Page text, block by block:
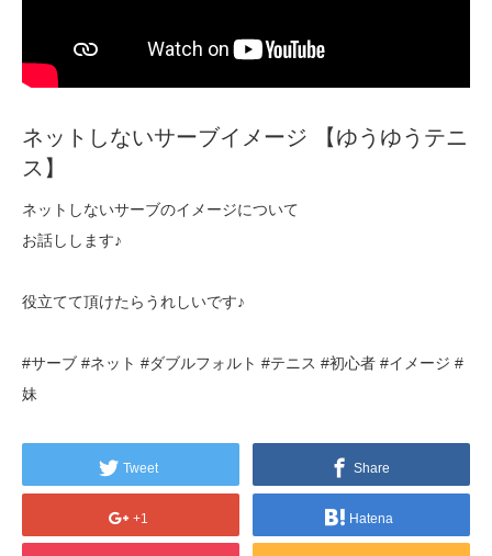
ネットしないサーブイメージ 【ゆうゆうテニ
ス】
ネットしないサーブのイメージについて
お話しします♪
役立てて頂けたらうれしいです♪
#サーブ #ネット #ダブルフォルト #テニス #初心者 #イメージ #
妹
Tweet Share
+1 Hatena